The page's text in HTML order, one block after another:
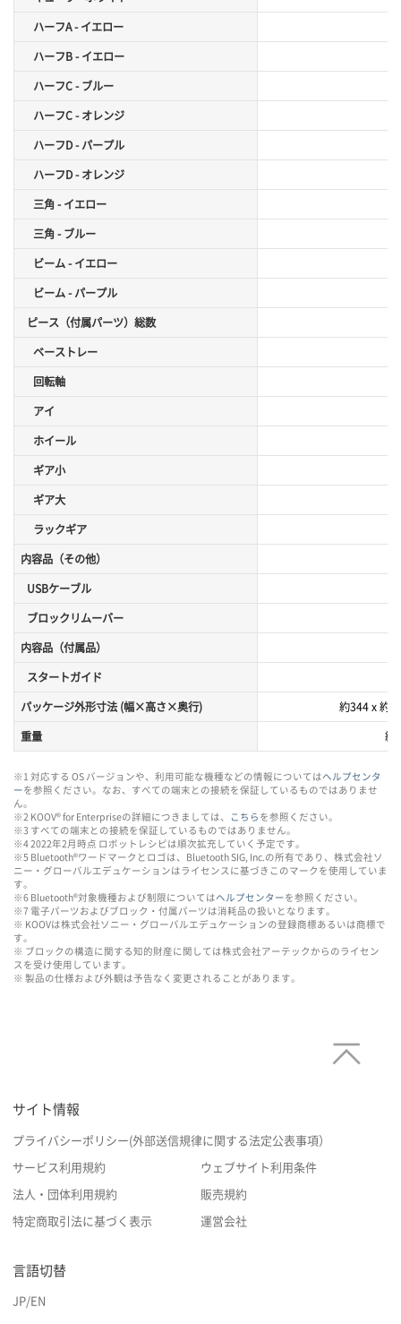
ハーフA - イエロー
ハーフB - イエロー
ハーフC - ブルー
ハーフC - オレンジ
ハーフD - パープル
ハーフD - オレンジ
三角 - イエロー
三角 - ブルー
ビーム - イエロー
ビーム - パープル
ピース（付属パーツ）総数
ベーストレー
回転軸
アイ
ホイール
ギア小
ギア大
ラックギア
内容品（その他）
USBケーブル
ブロックリムーバー
内容品（付属品）
スタートガイド
パッケージ外形寸法 (幅×高さ×奥行) 約344 x 約
重量 約
※1 対応する OS バージョンや、利用可能な機種などの情報については ヘルプセンタ
ー を参照ください。なお、すべての端末との接続を保証しているものではありませ
ん。
※2 KOOV® for Enterpriseの詳細につきましては、
こちら を参照ください。
※3 すべての端末との接続を保証しているものではありません。
※4 2022年2月時点 ロボットレシピは順次拡充していく予定です。
※5 Bluetooth®ワードマークとロゴは、Bluetooth SIG, Inc.の所有であり、株式会社ソ
ニー・グローバルエデュケーションはライセンスに基づきこのマークを使用していま
す。
※6 Bluetooth®対象機種および制限については ヘルプセンター を参照ください。
※7 電子パーツおよびブロック・付属パーツは消耗品の扱いとなります。
※ KOOVは株式会社ソニー・グローバルエデュケーションの登録商標あるいは商標で
す。
※ ブロックの構造に関する知的財産に関しては株式会社アーテックからのライセン
スを受け使用しています。
※ 製品の仕様および外観は予告なく変更されることがあります。
サイト情報
プライバシーポリシー(外部送信規律に関する法定公表事項）
サービス利用規約 ウェブサイト利用条件
法人・団体利用規約 販売規約
特定商取引法に基づく表示 運営会社
言語切替
JP/EN